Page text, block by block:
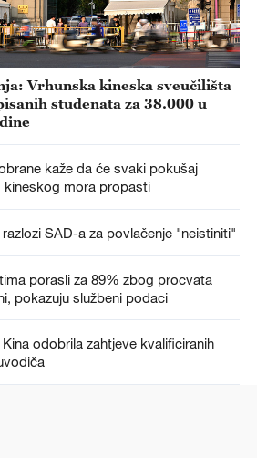
Vrhunska kineska sveučilišta
studenata za 38.000 u
kaže da će svaki pokušaj
kineskog mora propasti
SAD-a za povlačenje "neistiniti"
porasli za 89% zbog procvata
pokazuju službeni podaci
odobrila zahtjeve kvalificiranih